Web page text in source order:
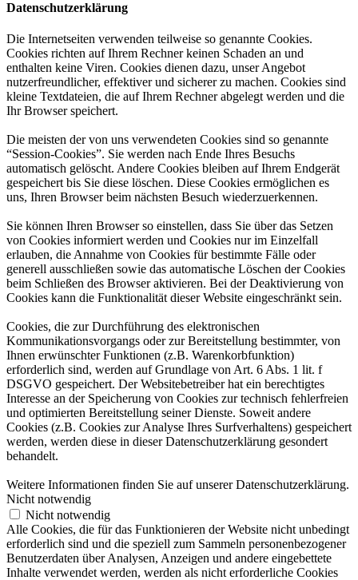
Datenschutzerklärung
Die Internetseiten verwenden teilweise so genannte Cookies.
Cookies richten auf Ihrem Rechner keinen Schaden an und
enthalten keine Viren. Cookies dienen dazu, unser Angebot
nutzerfreundlicher, effektiver und sicherer zu machen. Cookies sind
kleine Textdateien, die auf Ihrem Rechner abgelegt werden und die
Ihr Browser speichert.
Die meisten der von uns verwendeten Cookies sind so genannte
“Session-Cookies”. Sie werden nach Ende Ihres Besuchs
automatisch gelöscht. Andere Cookies bleiben auf Ihrem Endgerät
gespeichert bis Sie diese löschen. Diese Cookies ermöglichen es
uns, Ihren Browser beim nächsten Besuch wiederzuerkennen.
Sie können Ihren Browser so einstellen, dass Sie über das Setzen
von Cookies informiert werden und Cookies nur im Einzelfall
erlauben, die Annahme von Cookies für bestimmte Fälle oder
generell ausschließen sowie das automatische Löschen der Cookies
beim Schließen des Browser aktivieren. Bei der Deaktivierung von
Cookies kann die Funktionalität dieser Website eingeschränkt sein.
Cookies, die zur Durchführung des elektronischen
Kommunikationsvorgangs oder zur Bereitstellung bestimmter, von
Ihnen erwünschter Funktionen (z.B. Warenkorbfunktion)
erforderlich sind, werden auf Grundlage von Art. 6 Abs. 1 lit. f
DSGVO gespeichert. Der Websitebetreiber hat ein berechtigtes
Interesse an der Speicherung von Cookies zur technisch fehlerfreien
und optimierten Bereitstellung seiner Dienste. Soweit andere
Cookies (z.B. Cookies zur Analyse Ihres Surfverhaltens) gespeichert
werden, werden diese in dieser Datenschutzerklärung gesondert
behandelt.
Weitere Informationen finden Sie auf unserer Datenschutzerklärung.
Nicht notwendig
Nicht notwendig
Alle Cookies, die für das Funktionieren der Website nicht unbedingt
erforderlich sind und die speziell zum Sammeln personenbezogener
Benutzerdaten über Analysen, Anzeigen und andere eingebettete
Inhalte verwendet werden, werden als nicht erforderliche Cookies